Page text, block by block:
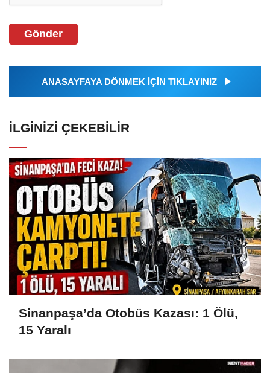
Gönder
ANASAYFAYA DÖNMEK İÇİN TIKLAYINIZ
İLGINIZI ÇEKEBILIR
Sinanpaşa’da Otobüs Kazası: 1 Ölü,
15 Yaralı